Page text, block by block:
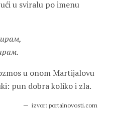
u sviralu po imenu
u onom Martijalovu
pun dobra koliko i zla.
izvor: portalnovosti.com